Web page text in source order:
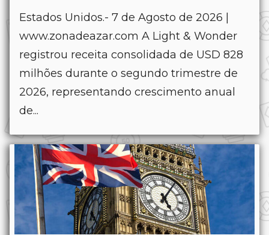
Estados Unidos.- 7 de Agosto de 2026 |
www.zonadeazar.com A Light & Wonder
registrou receita consolidada de USD 828
milhões durante o segundo trimestre de
2026, representando crescimento anual
de...